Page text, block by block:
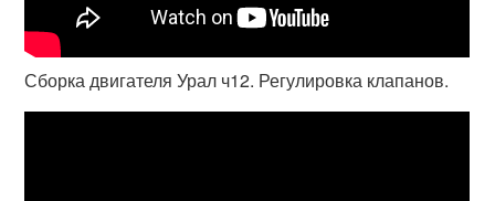
Сборка двигателя Урал ч12. Регулировка клапанов.